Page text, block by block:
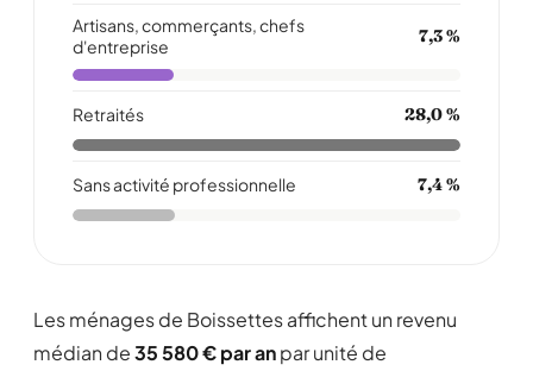
Artisans, commerçants, chefs
d'entreprise
7,3 %
Retraités 28,0 %
Sans activité professionnelle 7,4 %
Les ménages de Boissettes affichent un revenu
médian de35 580 € par anpar unité de